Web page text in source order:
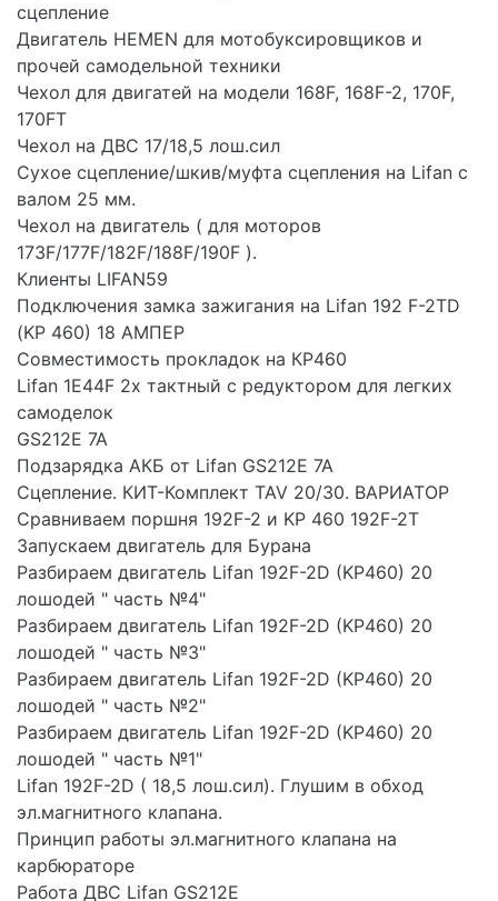
сцепление
Двигатель HEMEN для мотобуксировщиков и
прочей самодельной техники
Чехол для двигатей на модели 168F, 168F-2, 170F,
170FT
Чехол на ДВС 17/18,5 лош.сил
Сухое сцепление/шкив/муфта сцепления на Lifan с
валом 25 мм.
Чехол на двигатель ( для моторов
173F/177F/182F/188F/190F ).
Клиенты LIFAN59
Подключения замка зажигания на Lifan 192 F-2TD
(KP 460) 18 АМПЕР
Совместимость прокладок на КР460
Lifan 1E44F 2х тактный с редуктором для легких
самоделок
GS212E 7A
Подзарядка АКБ от Lifan GS212E 7A
Сцепление. КИТ-Комплект TAV 20/30. ВАРИАТОР
Сравниваем поршня 192F-2 и KP 460 192F-2T
Запускаем двигатель для Бурана
Разбираем двигатель Lifan 192F-2D (KP460) 20
лошодей " часть №4"
Разбираем двигатель Lifan 192F-2D (KP460) 20
лошодей " часть №3"
Разбираем двигатель Lifan 192F-2D (KP460) 20
лошодей " часть №2"
Разбираем двигатель Lifan 192F-2D (KP460) 20
лошодей " часть №1"
Lifan 192F-2D ( 18,5 лош.сил). Глушим в обход
эл.магнитного клапана.
Принцип работы эл.магнитного клапана на
карбюраторе
Работа ДВС Lifan GS212E